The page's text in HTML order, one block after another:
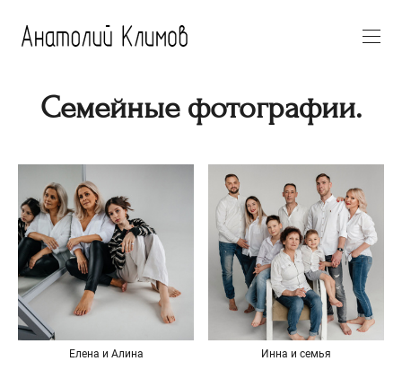
Семейные фотографии.
Елена и Алина Инна и семья